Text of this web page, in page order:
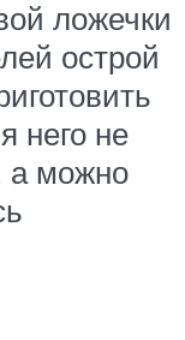
ложечки
острой
него не
а можно